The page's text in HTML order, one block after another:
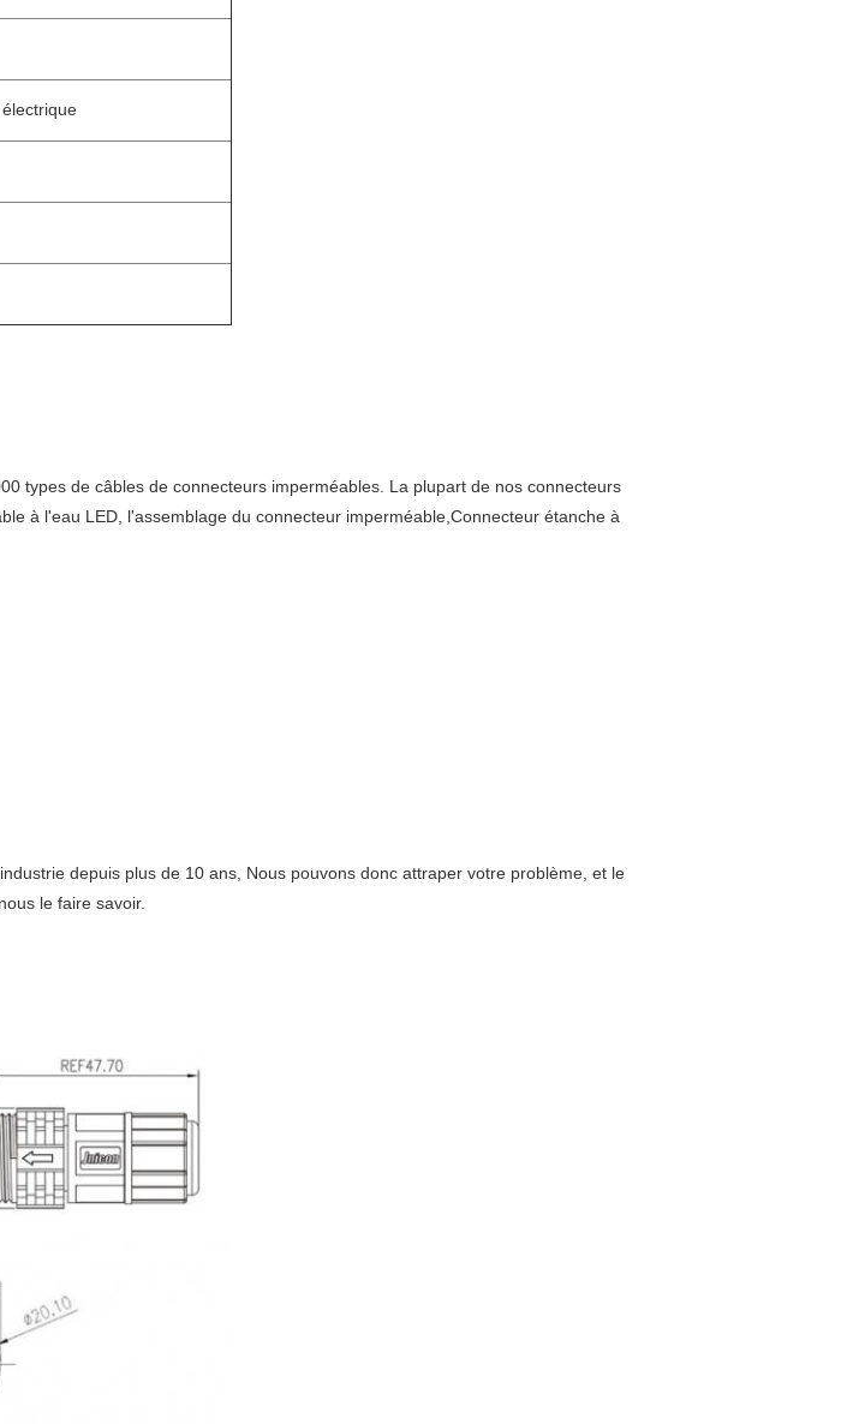
types de câbles de connecteurs imperméables. La plupart de nos connecteurs
à l'eau LED, l'assemblage du connecteur imperméable,Connecteur étanche à
depuis plus de 10 ans, Nous pouvons donc attraper votre problème, et le
le faire savoir.